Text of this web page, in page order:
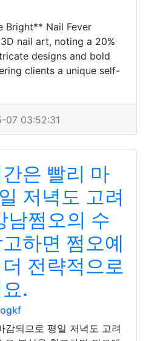
Bright** Nail Fever
nail art, noting a 20%
designs and bold
clients a unique self-
07 03:52:31
은 빨리 마
저녁도 고려
남쩜오의 수
하면 쩜오예
전략적으로
.
감되므로 평일 저녁도 고려